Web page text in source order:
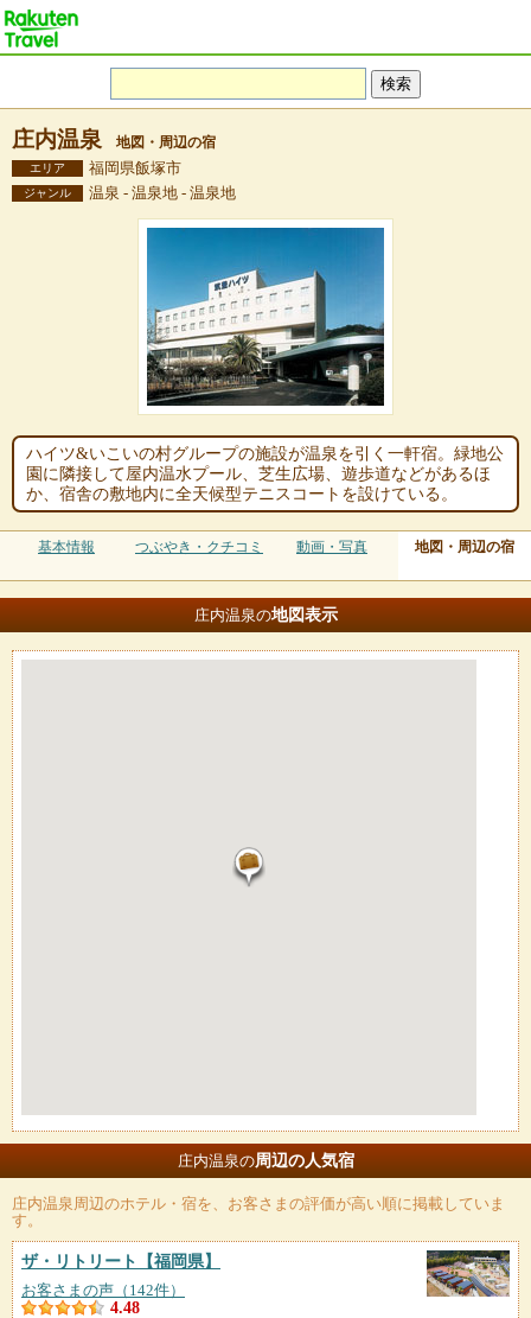
庄内温泉 地図・周辺の宿
エリア 福岡県飯塚市
ジャンル 温泉 - 温泉地 - 温泉地
ハイツ&いこいの村グループの施設が温泉を引く一軒宿。緑地公
園に隣接して屋内温水プール、芝生広場、遊歩道などがあるほ
か、宿舎の敷地内に全天候型テニスコートを設けている。
基本情報 つぶやき・クチコミ 動画・写真 地図・周辺の宿
庄内温泉の地図表示
庄内温泉の周辺の人気宿
庄内温泉周辺のホテル・宿を、お客さまの評価が高い順に掲載していま
す。
ザ・リトリート 【福岡県】
お客さまの声（142件）
4.48